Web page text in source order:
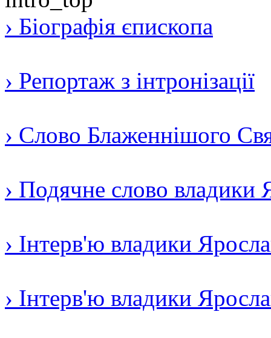
› Біографія єпископа
› Репортаж з інтронізації
› Слово Блаженнішого
› Подячне слово владики
› Інтерв'ю владики
› Інтерв'ю владики